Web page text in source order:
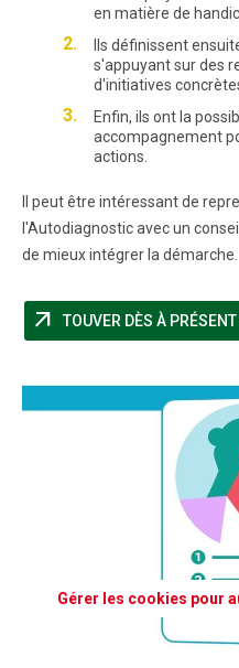
en matière de
Ils définissent
s'appuyant sur des
d'initiatives
Enfin, ils ont la
accompagnement
actions.
Il peut être intéressant de
l'Autodiagnostic avec un
de mieux intégrer la démarche.
arrow_outward TOUVER DÈS À
Gérer les cookies pour